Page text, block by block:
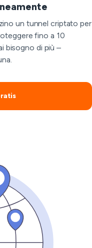
un tunnel criptato per
fino a 10
bisogno di più –